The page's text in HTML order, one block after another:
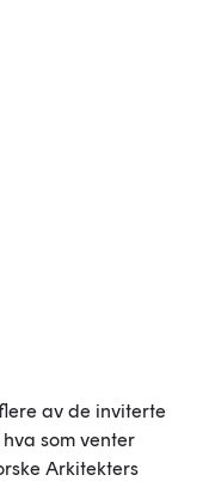
av de inviterte
som venter
Arkitekters